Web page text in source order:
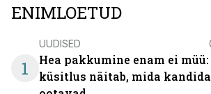
ENIMLOETUD
1
UUDISED
Hea pakkumine enam ei
küsitlus näitab, mida